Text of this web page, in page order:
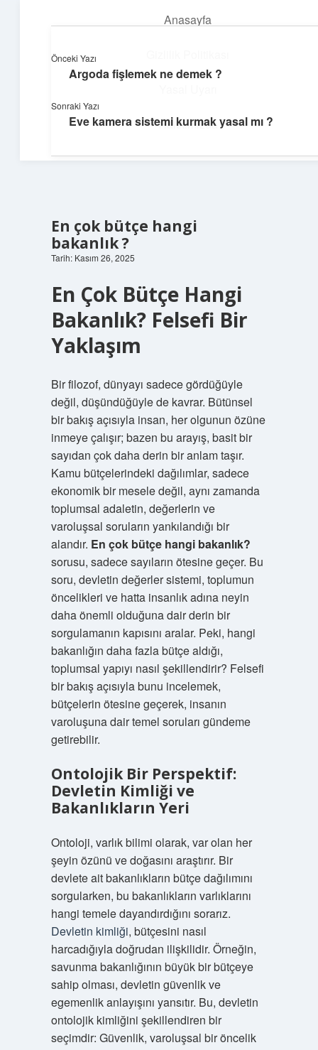
Anasayfa
Hakkımızda
Dijital Köşe
Güncel paylaşımlar ve ilginç keşiflerle dolu içerikler.
En çok bütçe hangi
bakanlık ?
Tarih: Kasım 26, 2025
En Çok Bütçe Hangi
Bakanlık? Felsefi Bir
Yaklaşım
Bir filozof, dünyayı sadece gördüğüyle
değil, düşündüğüyle de kavrar. Bütünsel
bir bakış açısıyla insan, her olgunun özüne
inmeye çalışır; bazen bu arayış, basit bir
sayıdan çok daha derin bir anlam taşır.
Kamu bütçelerindeki dağılımlar, sadece
ekonomik bir mesele değil, aynı zamanda
toplumsal adaletin, değerlerin ve
varoluşsal soruların yankılandığı bir
alandır. En çok bütçe hangi bakanlık?
sorusu, sadece sayıların ötesine geçer. Bu
soru, devletin değerler sistemi, toplumun
öncelikleri ve hatta insanlık adına neyin
daha önemli olduğuna dair derin bir
sorgulamanın kapısını aralar. Peki, hangi
bakanlığın daha fazla bütçe aldığı,
toplumsal yapıyı nasıl şekillendirir? Felsefi
bir bakış açısıyla bunu incelemek,
bütçelerin ötesine geçerek, insanın
varoluşuna dair temel soruları gündeme
getirebilir.
Ontolojik Bir Perspektif:
Devletin Kimliği ve
Bakanlıkların Yeri
Ontoloji, varlık bilimi olarak, var olan her
şeyin özünü ve doğasını araştırır. Bir
devlete ait bakanlıkların bütçe dağılımını
sorgularken, bu bakanlıkların varlıklarını
hangi temele dayandırdığını sorarız.
Devletin kimliği, bütçesini nasıl
harcadığıyla doğrudan ilişkilidir. Örneğin,
savunma bakanlığının büyük bir bütçeye
sahip olması, devletin güvenlik ve
egemenlik anlayışını yansıtır. Bu, devletin
ontolojik kimliğini şekillendiren bir
seçimdir: Güvenlik, varoluşsal bir öncelik
Önceki Yazı
Argoda fişlemek ne demek ?
Sonraki Yazı
Eve kamera sistemi kurmak yasal mı ?